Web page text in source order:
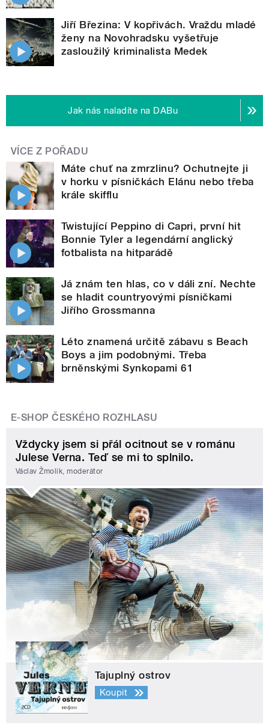
Jiří Březina: V kopřivách. Vraždu mladé
ženy na Novohradsku vyšetřuje
zasloužilý kriminalista Medek
Jak nás naladíte na DABu
VÍCE Z POŘADU
Máte chuť na zmrzlinu? Ochutnejte ji
v horku v písničkách Elánu nebo třeba
krále skifflu
Twistující Peppino di Capri, první hit
Bonnie Tyler a legendární anglický
fotbalista na hitparádě
Já znám ten hlas, co v dáli zní. Nechte
se hladit countryovými písničkami
Jiřího Grossmanna
Léto znamená určitě zábavu s Beach
Boys a jim podobnými. Třeba
brněnskými Synkopami 61
E-SHOP ČESKÉHO ROZHLASU
Vždycky jsem si přál ocitnout se v románu
Julese Verna. Teď se mi to splnilo.
Václav Žmolík, moderátor
Tajuplný ostrov
Koupit